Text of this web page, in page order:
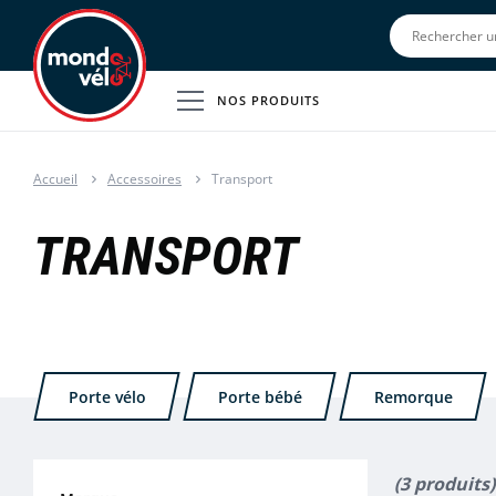
NOS PRODUITS
Accueil Accessoires Transport
TRANSPORT
Porte vélo Porte bébé Remorque
(3 produits)